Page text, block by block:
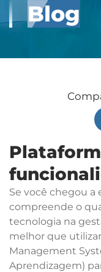
Blog
Se você chegou a
compreende o
tecnologia na
melhor que
Management
Aprendizagem)